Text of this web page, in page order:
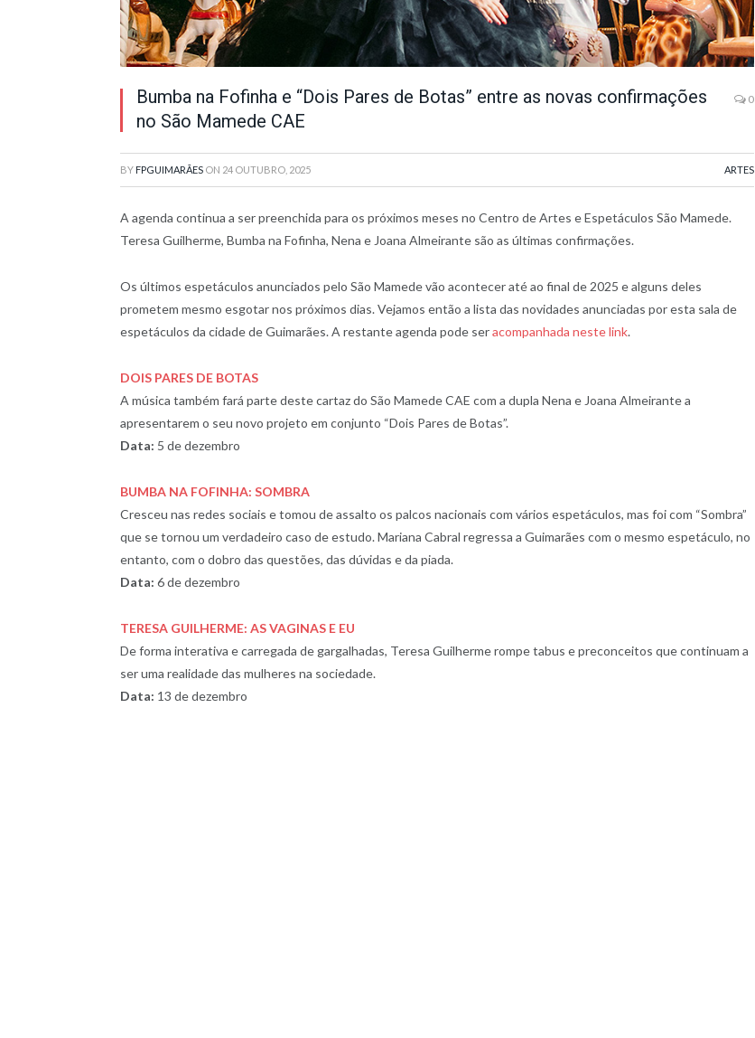
Bumba na Fofinha e “Dois Pares de Botas” entre as novas confirmações
no São Mamede CAE
0
BY FPGUIMARÃES ON 24 OUTUBRO, 2025 ARTES
A agenda continua a ser preenchida para os próximos meses no Centro de Artes e Espetáculos São Mamede.
Teresa Guilherme, Bumba na Fofinha, Nena e Joana Almeirante são as últimas confirmações.
Os últimos espetáculos anunciados pelo São Mamede vão acontecer até ao final de 2025 e alguns deles
prometem mesmo esgotar nos próximos dias. Vejamos então a lista das novidades anunciadas por esta sala de
espetáculos da cidade de Guimarães. A restante agenda pode seracompanhada neste link.
DOIS PARES DE BOTAS
A música também fará parte deste cartaz do São Mamede CAE com a dupla Nena e Joana Almeirante a
apresentarem o seu novo projeto em conjunto “Dois Pares de Botas”.
Data: 5 de dezembro
BUMBA NA FOFINHA: SOMBRA
Cresceu nas redes sociais e tomou de assalto os palcos nacionais com vários espetáculos, mas foi com “Sombra”
que se tornou um verdadeiro caso de estudo. Mariana Cabral regressa a Guimarães com o mesmo espetáculo, no
entanto, com o dobro das questões, das dúvidas e da piada.
Data: 6 de dezembro
TERESA GUILHERME: AS VAGINAS E EU
De forma interativa e carregada de gargalhadas, Teresa Guilherme rompe tabus e preconceitos que continuam a
ser uma realidade das mulheres na sociedade.
Data: 13 de dezembro